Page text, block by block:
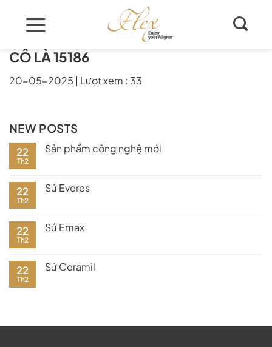
CÔ LÀ 15186
20-05-2025 | Lượt xem : 33
NEW POSTS
22
Th2
Sản phẩm công nghệ mới
22
Th2
Sứ Everes
22
Th2
Sứ Emax
22
Th2
Sứ Ceramil